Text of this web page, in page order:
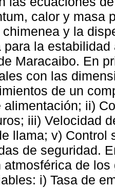
calor y masa
chimenea y la
para la estabilidad
Maracaibo. En
con las
de un
alimentación; ii)
iii) Velocidad
llama; v) Control
de seguridad.
atmosférica de
i) Tasa de